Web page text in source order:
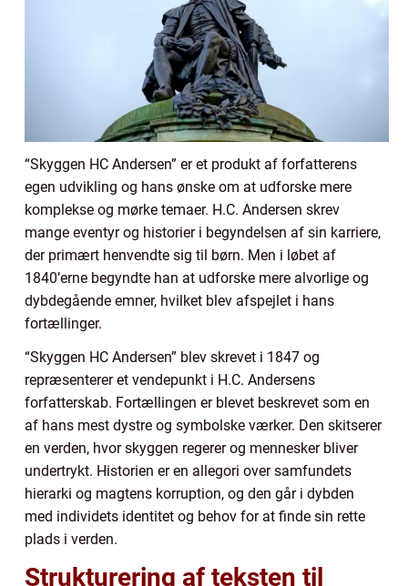
“Skyggen HC Andersen” er et produkt af forfatterens
egen udvikling og hans ønske om at udforske mere
komplekse og mørke temaer. H.C. Andersen skrev
mange eventyr og historier i begyndelsen af sin karriere,
der primært henvendte sig til børn. Men i løbet af
1840’erne begyndte han at udforske mere alvorlige og
dybdegående emner, hvilket blev afspejlet i hans
fortællinger.
“Skyggen HC Andersen” blev skrevet i 1847 og
repræsenterer et vendepunkt i H.C. Andersens
forfatterskab. Fortællingen er blevet beskrevet som en
af hans mest dystre og symbolske værker. Den skitserer
en verden, hvor skyggen regerer og mennesker bliver
undertrykt. Historien er en allegori over samfundets
hierarki og magtens korruption, og den går i dybden
med individets identitet og behov for at finde sin rette
plads i verden.
Strukturering af teksten til